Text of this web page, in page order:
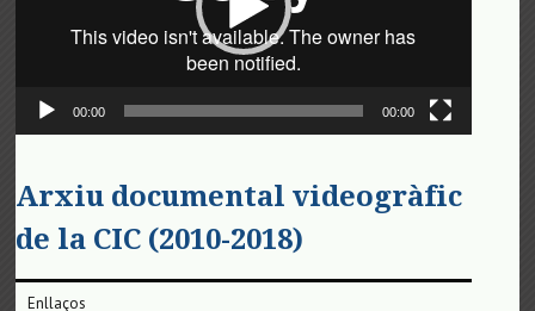
00:00 00:00
Arxiu documental videogràfic
de la CIC (2010-2018)
Enllaços